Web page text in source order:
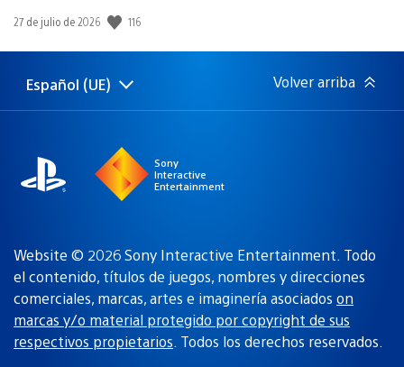
Fecha
publicación:
27 de julio de 2026 116
Selecciona
Región
Español (UE) Volver arriba
Sony
Interactive
Entertainment
Website © 2026 Sony Interactive Entertainment. Todo
el contenido, títulos de juegos, nombres y direcciones
comerciales, marcas, artes e imaginería asociados on
marcas y/o material protegido por copyright de sus
respectivos propietarios. Todos los derechos reservados.